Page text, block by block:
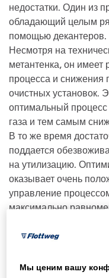
недостатки. Один из
обладающий целым
помощью декантеров.
Несмотря на
метантенка, он
процесса и снижения
очистных установок.
оптимальный
газа и тем самым
В то же время
поддается
на утилизацию.
оказывает очень
управление
максимально
Flottweg OSE с
Мы ценим вашу